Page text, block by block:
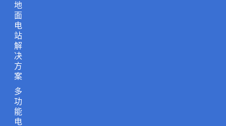
地
面
电
站
解
决
方
案
多
功
能
电